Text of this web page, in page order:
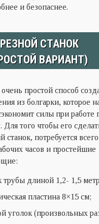
и безопаснее.
СТАНОК
ВАРИАНТ)
простой способ
из болгарки, которое
силы при работе
Для того чтобы его
станок, потребуется всего
часов и простейшие
трубы длиной 1,2- 1,5
пластина 8×15 см;
уголок (произвольных